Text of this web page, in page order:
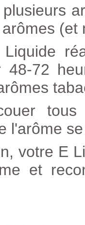
(et
48-72
l'arôme
votre E
et